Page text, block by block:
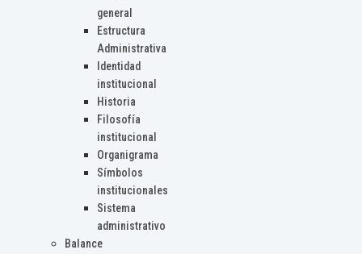
general
Estructura
Administrativa
Identidad
institucional
Historia
Filosofía
institucional
Organigrama
Símbolos
institucionales
Sistema
administrativo
Balance